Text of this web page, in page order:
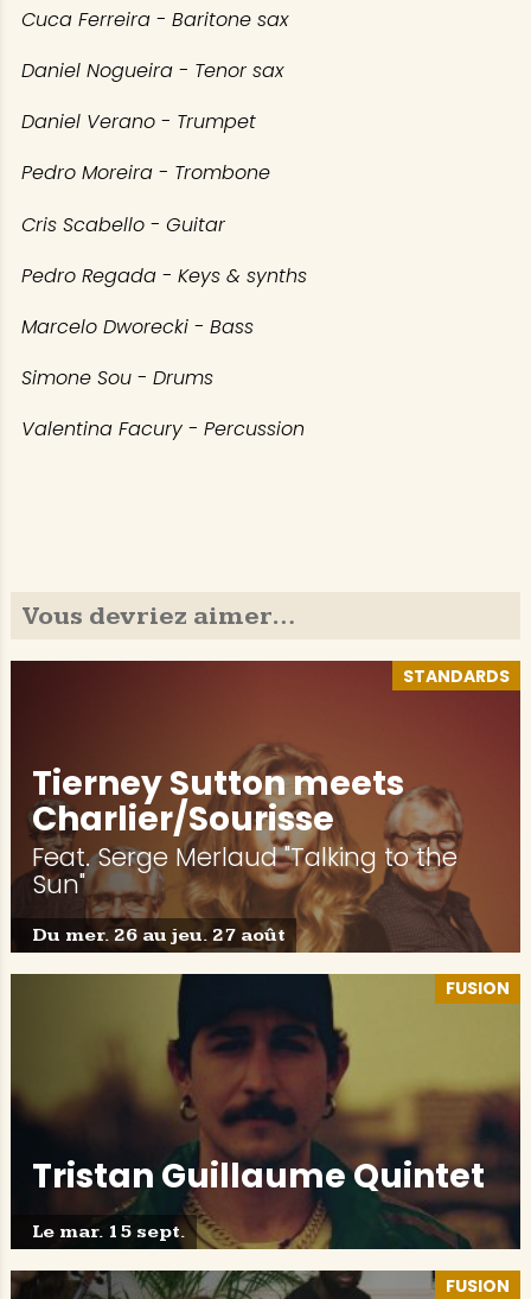
Cuca Ferreira - Baritone sax
Daniel Nogueira - Tenor sax
Daniel Verano - Trumpet
Pedro Moreira - Trombone
Cris Scabello - Guitar
Pedro Regada - Keys & synths
Marcelo Dworecki - Bass
Simone Sou - Drums
Valentina Facury - Percussion
Vous devriez aimer…
STANDARDS
Tierney Sutton meets
Charlier/Sourisse
Feat. Serge Merlaud "Talking to the
Sun"
Du mer. 26 au jeu. 27 août
FUSION
Tristan Guillaume Quintet
Le mar. 15 sept.
FUSION